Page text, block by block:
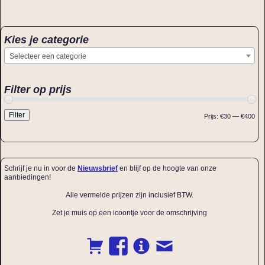
Kies je categorie
Selecteer een categorie
Filter op prijs
Filter Prijs: €30 — €400
Schrijf je nu in voor de Nieuwsbrief en blijf op de hoogte van onze
aanbiedingen!
Alle vermelde prijzen zijn inclusief BTW.
Zet je muis op een icoontje voor de omschrijving